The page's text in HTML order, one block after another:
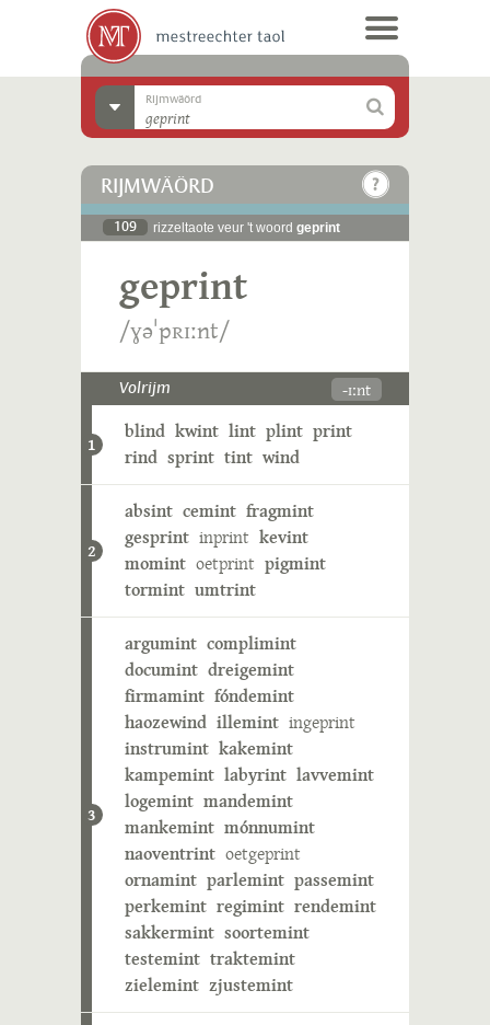
Rijmwäörd
RIJMWÄÖRD
109 rizzeltaote veur 't woord geprint
geprint
/ɣəˈpʀɪːnt/
Volrijm -ɪːnt
1
blind kwint lint plint print
rind sprint tint wind
2
absint cemint fragmint
gesprint inprint kevint
momint oetprint pigmint
tormint umtrint
3
argumint complimint
documint dreigemint
firmamint fóndemint
haozewind illemint ingeprint
instrumint kakemint
kampemint labyrint lavvemint
logemint mandemint
mankemint mónnumint
naoventrint oetgeprint
ornamint parlemint passemint
perkemint regimint rendemint
sakkermint soortemint
testemint traktemint
zielemint zjustemint